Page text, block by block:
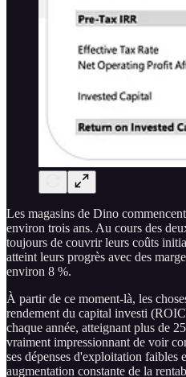
Les magasins de Dino
environ trois ans. Au cours des
toujours de couvrir leurs coûts
atteint leurs progrès avec des
environ 8 %.
À partir de ce moment-là, les
rendement du capital investi
chaque année, atteignant plus de
vraiment impressionnant de voir
ses dépenses d'exploitation faibles
augmentation constante de la